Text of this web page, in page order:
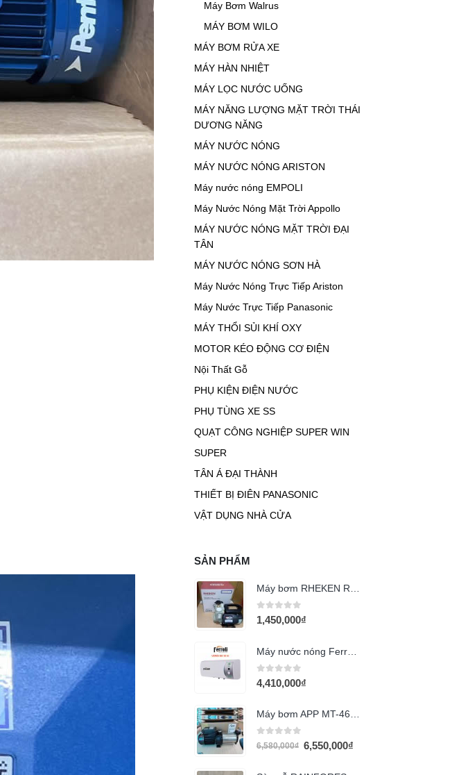
Máy Bơm Walrus
MÁY BƠM WILO
MÁY BƠM RỬA XE
MÁY HÀN NHIỆT
MÁY LỌC NƯỚC UỐNG
MÁY NĂNG LƯỢNG MẶT TRỜI THÁI
DƯƠNG NĂNG
MÁY NƯỚC NÓNG
MÁY NƯỚC NÓNG ARISTON
Máy nước nóng EMPOLI
Máy Nước Nóng Mặt Trời Appollo
MÁY NƯỚC NÓNG MẶT TRỜI ĐẠI
TÂN
MÁY NƯỚC NÓNG SƠN HÀ
Máy Nước Nóng Trực Tiếp Ariston
Máy Nước Trực Tiếp Panasonic
MÁY THỔI SỦI KHÍ OXY
MOTOR KÉO ĐỘNG CƠ ĐIỆN
Nội Thất Gỗ
PHỤ KIỆN ĐIỆN NƯỚC
PHỤ TÙNG XE SS
QUẠT CÔNG NGHIỆP SUPER WIN
SUPER
TÂN Á ĐẠI THÀNH
THIẾT BỊ ĐIÊN PANASONIC
VẬT DỤNG NHÀ CỬA
SẢN PHẨM
0 out of 5
1,450,000₫
0 out of 5
4,410,000₫
0 out of 5
6,580,000₫ 6,550,000₫